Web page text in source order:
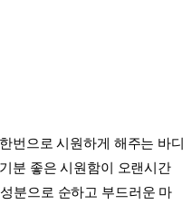
번으로 시원하게 해주는 바디
분 좋은 시원함이 오랜시간
분으로 순하고 부드러운 마